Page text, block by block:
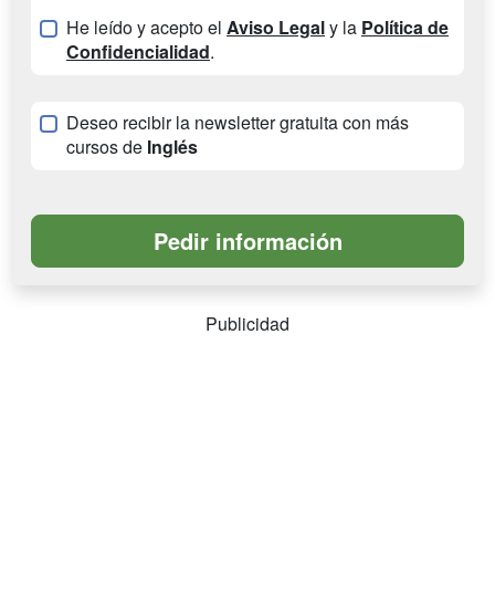
He leído y acepto el Aviso Legaly la Política de
Confidencialidad.
Deseo recibir la newsletter gratuita con más
cursos de Inglés
Publicidad